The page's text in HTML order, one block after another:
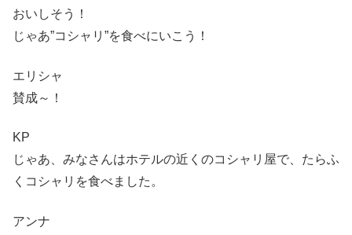
おいしそう！
じゃあ”コシャリ”を食べにいこう！
エリシャ
賛成～！
KP
じゃあ、みなさんはホテルの近くのコシャリ屋で、たらふ
くコシャリを食べました。
アンナ